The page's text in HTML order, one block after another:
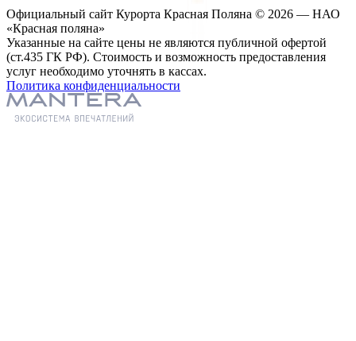
Официальный сайт Курорта Красная Поляна © 2026 — НАО
«Красная поляна»
Указанные на сайте цены не являются публичной офертой
(ст.435 ГК РФ). Стоимость и возможность предоставления
услуг необходимо уточнять в кассах.
Политика конфиденциальности